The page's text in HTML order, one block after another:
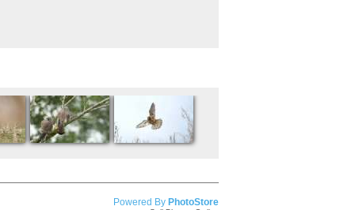
Powered By PhotoStore